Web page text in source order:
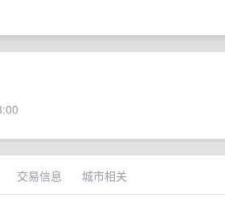
交易信息 城市相关